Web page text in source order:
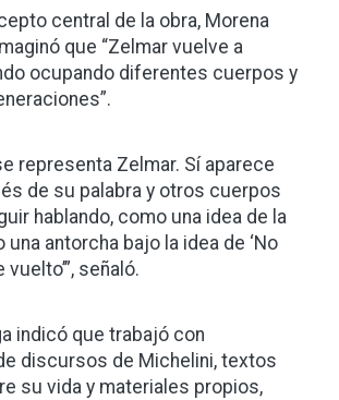
central de la obra, Morena
que “Zelmar vuelve a
ocupando diferentes cuerpos y
representa Zelmar. Sí aparece
de su palabra y otros cuerpos
hablando, como una idea de la
una antorcha bajo la idea de ‘No
señaló.
indicó que trabajó con
discursos de Michelini, textos
su vida y materiales propios,